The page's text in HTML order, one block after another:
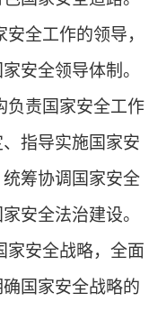
全工作的领导，
安全领导体制。
责国家安全工作
指导实施国家安
筹协调国家安全
安全法治建设。
安全战略，全面
国家安全战略的